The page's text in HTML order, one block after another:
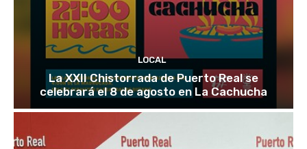
LOCAL
La XXII Chistorrada de Puerto Real se
celebrará el 8 de agosto en La Cachucha